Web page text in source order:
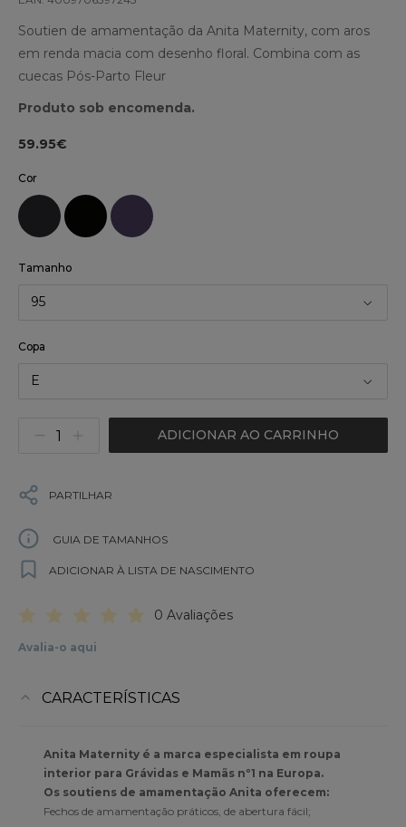
Soutien de amamentação da Anita Maternity, com aros
em renda macia com desenho floral. Combina com as
cuecas Pós-Parto Fleur
Produto sob encomenda.
59.95€
Cor
Tamanho
95
Copa
E
ADICIONAR AO CARRINHO
PARTILHAR
GUIA DE TAMANHOS
ADICIONAR À LISTA DE NASCIMENTO
0 Avaliações
Avalia-o aqui
CARACTERÍSTICAS
Anita Maternity é a marca especialista em roupa
interior para Grávidas e Mamãs nº1 na Europa.
Os soutiens de amamentação Anita oferecem:
Fechos de amamentação práticos, de abertura fácil;